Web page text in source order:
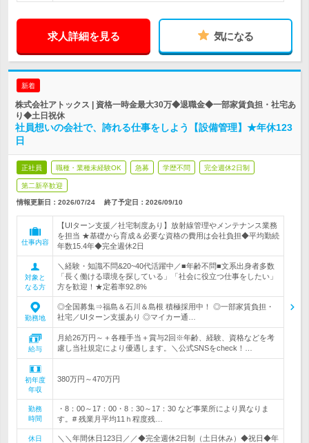
求人詳細を見る 気になる
新着
株式会社アトックス | 資格一時金最大30万◆退職金◆一部家賃負担・社宅あ
り◆土日祝休
社員想いの会社で、誇れる仕事をしよう【設備管理】★年休123
日
正社員 職種・業種未経験OK 急募 学歴不問 完全週休2日制
第二新卒歓迎
情報更新日：2026/07/24 終了予定日： 2026/09/10
仕事内容
【UIターン支援／社宅制度あり】放射線管理やメンテナンス業務
を担当 ★基礎から育成＆必要な資格の費用は会社負担◆平均勤続
年数15.4年◆完全週休2日
対象と
なる方
＼経験・知識不問&20~40代活躍中／■年齢不問■文系出身者多数
「長く働ける環境を探している」「社会に役立つ仕事をしたい」
方を歓迎！★定着率92.8%
勤務地
◎全国募集⇒福島＆石川＆島根 積極採用中！ ◎一部家賃負担・
社宅／UIターン支援あり ◎マイカー通…
給与
月給26万円～＋各種手当＋賞与2回※年齢、経験、資格などを考
慮し当社規定により優遇します。＼公式SNSをcheck！…
初年度
年収
380万円～470万円
勤務
時間
・8：00～17：00・8：30～17：30 など事業所により異なりま
す。# 残業月平均11ｈ程度残…
休日
＼＼年間休日123日／／◆完全週休2日制（土日休み）◆祝日◆年